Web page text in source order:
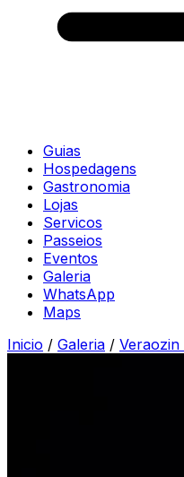
Guias
Hospedagens
Gastronomia
Lojas
Servicos
Passeios
Eventos
Galeria
WhatsApp
Maps
Inicio / Galeria / Veraozin